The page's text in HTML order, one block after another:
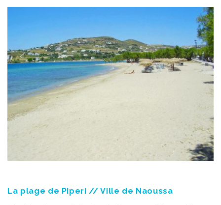
La plage de Piperi // Ville de Naoussa